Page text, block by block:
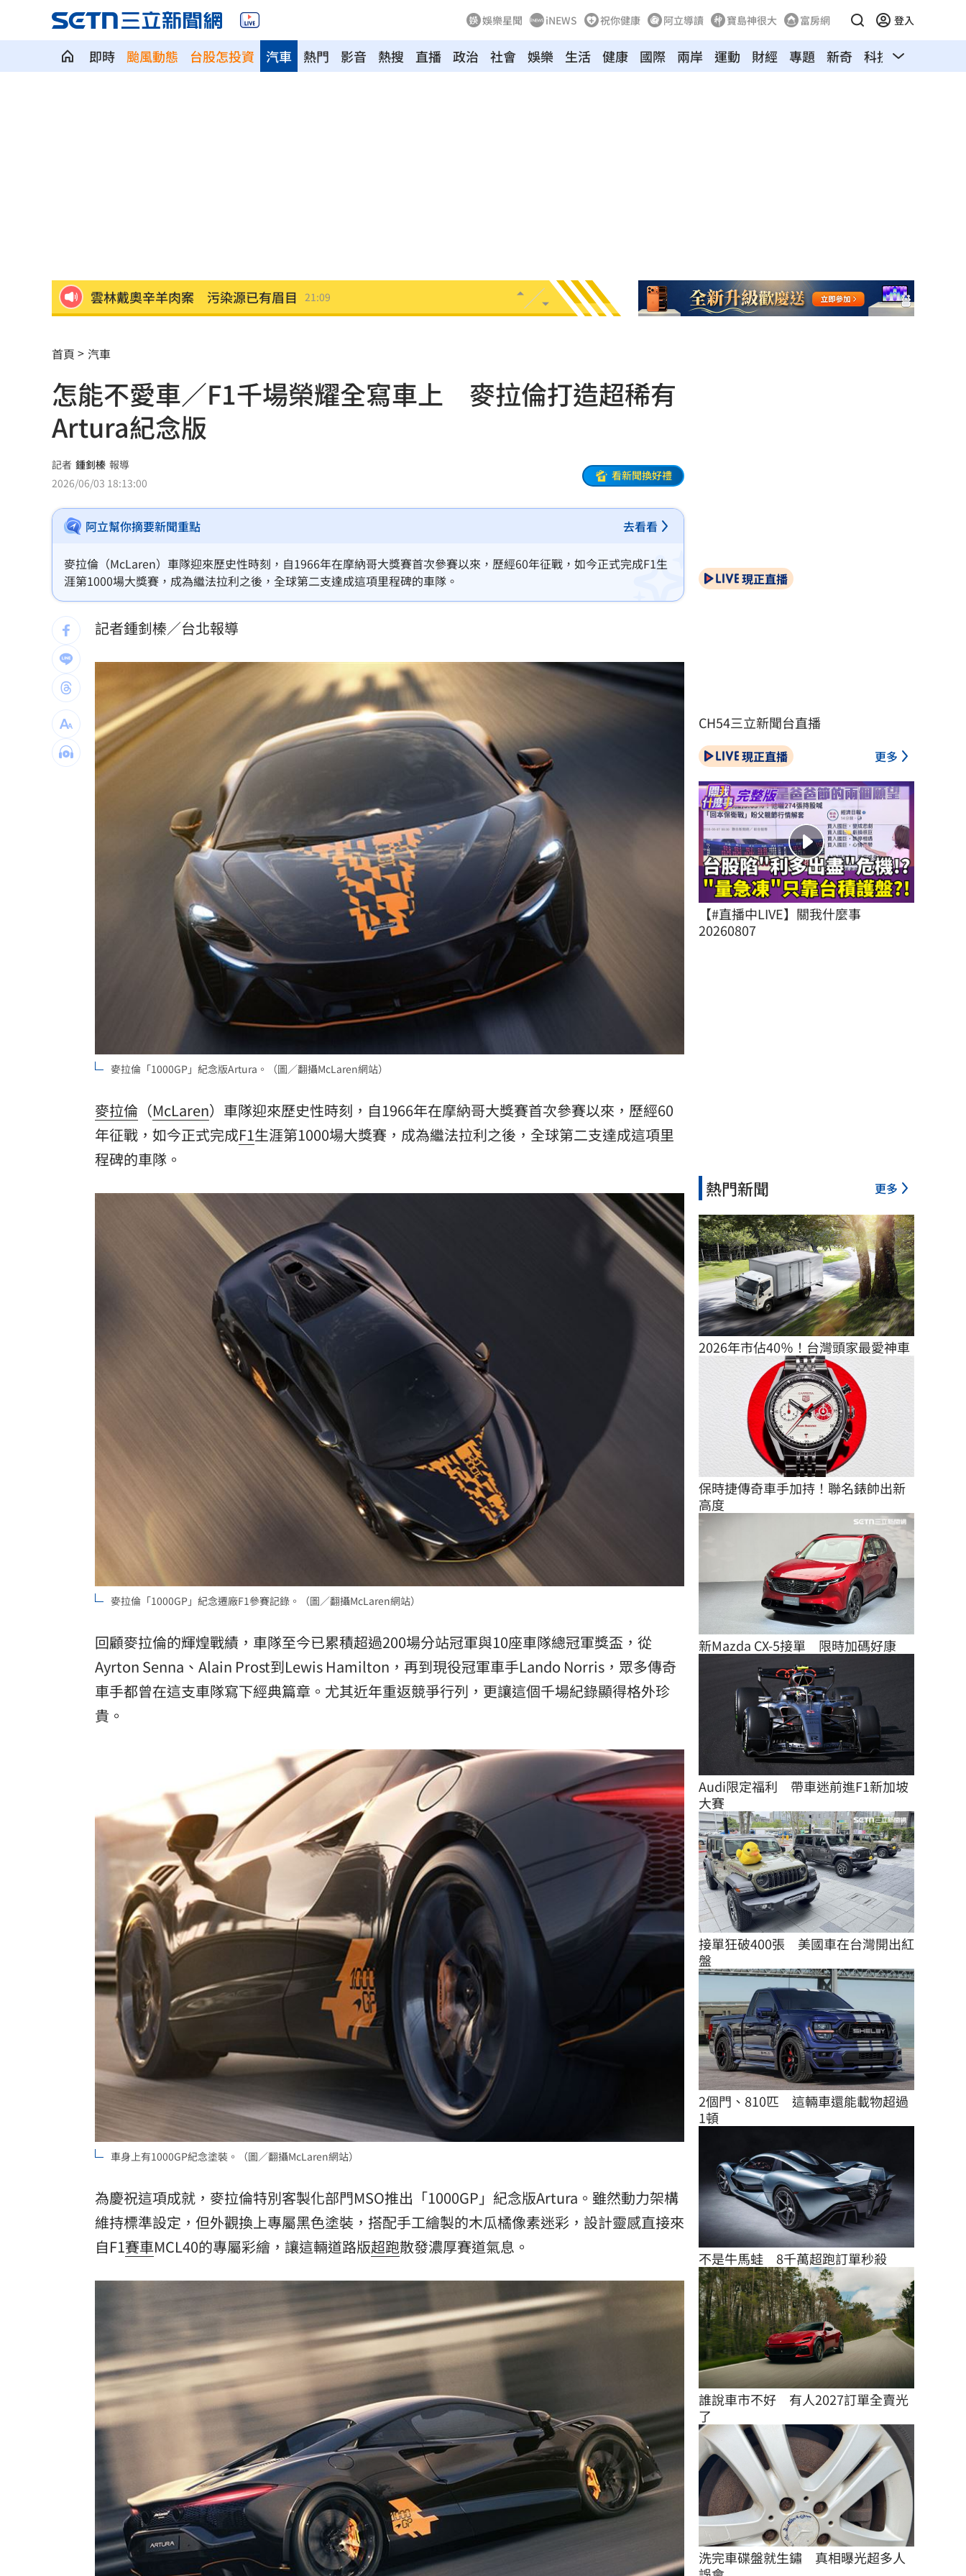
娛樂星聞 iNEWS 祝你健康 阿立導讀 寶島神很大 富房網 登入
即時 颱風動態 台股怎投資 熱門 影音 熱搜 直播 政治 社會 娛樂 生活 健康 國際 兩岸 運動 財經 專題 新奇 科技 旅遊
汽車
兆基債務風暴！林佑任移送北檢複訊 21:05
揭家族故事 沈伯洋：我阿嬤是越南新住民
熟齡經濟藍海！中信金佈局「3大」策略 20:54
出國注意！桃機「這時」調整航班恐有延誤
獨／文博會爆爭議 假買家真代購引怒火
快訊／大樂透8/7中獎號碼出爐！
老翁「拐杖」殘殺85歲妻 行兇原因惹鼻酸
街頭制敵到公部門！陳勇正推防身教育 20:41
獨／曾被笑阿醜 她兼父職做2工養大女兒
百億千金爆婚變 富少尪遭目擊當街吻小三 20:37
幫忙照顧好銀髮族錢包！台新「3大」防線 20:35
獨／訂日本餐廳爽約 他遭簡訊討一萬日幣 20:33
陳鏞基退休誰接班？餅總早替獅隊規劃藍圖
外資大賣407億！「這2檔」成提款機
台灣彩券開獎直播中 20:31
LIVE三立+24小時直播 15:27
三立iNEWS新聞台線上直播
商場戰國來臨 台中「頂奢大道」逐漸成形 12:00
台彩父親節推新刮刮樂千萬頭獎超「爸」氣 12:00
「拍片人的多重宇宙」職涯論壇9/12登場！ 10:30
8國球員齊聚高雄 Formosa 7s掀足球熱潮 10:00
理想混蛋號召粉絲跨海追星吃美食！ 18:15
首頁 汽車
怎能不愛車／F1千場榮耀全寫車上 麥拉倫打造超稀有
Artura紀念版
記者 鍾釗榛 報導
2026/06/03 18:13:00
看新聞換好禮
阿立幫你摘要新聞重點 去看看
麥拉倫（McLaren）車隊迎來歷史性時刻，自1966年在摩納哥大獎賽首次參賽以來，歷經60年征戰，如今正式完成F1生
涯第1000場大獎賽，成為繼法拉利之後，全球第二支達成這項里程碑的車隊。
記者鍾釗榛／台北報導
麥拉倫「1000GP」紀念版Artura。（圖／翻攝McLaren網站）
麥拉倫 （McLaren）車隊迎來歷史性時刻，自1966年在摩納哥大獎賽首次參賽以來，歷經60
年征戰，如今正式完成F1生涯第1000場大獎賽，成為繼法拉利之後，全球第二支達成這項里
程碑的車隊。
麥拉倫「1000GP」紀念遷廠F1參賽記錄。（圖／翻攝McLaren網站）
回顧麥拉倫的輝煌戰績，車隊至今已累積超過200場分站冠軍與10座車隊總冠軍獎盃，從
Ayrton Senna、Alain Prost到Lewis Hamilton，再到現役冠軍車手Lando Norris，眾多傳奇
車手都曾在這支車隊寫下經典篇章。尤其近年重返競爭行列，更讓這個千場紀錄顯得格外珍
貴。
車身上有1000GP紀念塗裝。（圖／翻攝McLaren網站）
為慶祝這項成就，麥拉倫特別客製化部門MSO推出「1000GP」紀念版Artura。雖然動力架構
維持標準設定，但外觀換上專屬黑色塗裝，搭配手工繪製的木瓜橘像素迷彩，設計靈感直接來
自F1賽車MCL40的專屬彩繪，讓這輛道路版超跑散發濃厚賽道氣息。
現正直播
CH54三立新聞台直播
現正直播 更多
【#直播中LIVE】關我什麼事
20260807
熱門新聞 更多
2026年市佔40％！台灣頭家最愛神車
保時捷傳奇車手加持！聯名錶帥出新
高度
新Mazda CX-5接單　限時加碼好康
Audi限定福利　帶車迷前進F1新加坡
大賽
接單狂破400張　美國車在台灣開出紅
盤
2個門、810匹　這輛車還能載物超過
1頓
不是牛馬蛙　8千萬超跑訂單秒殺
誰說車市不好　有人2027訂單全賣光
了
洗完車碟盤就生鏽　真相曝光超多人